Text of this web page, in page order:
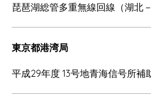
琵琶湖総管多重無線回線（湖北
東京都港湾局
平成29年度 13号地青海信号所補